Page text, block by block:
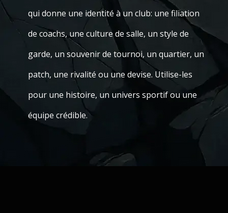
qui donne une identité à un club: une filiation
de coachs, une culture de salle, un style de
garde, un souvenir de tournoi, un quartier, un
patch, une rivalité ou une devise. Utilise-les
pour une histoire, un univers sportif ou une
équipe crédible.